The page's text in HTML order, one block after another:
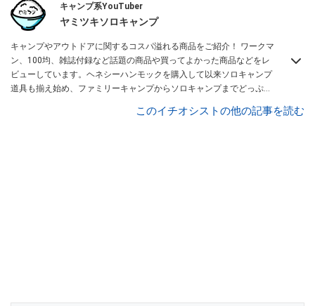
キャンプ系YouTuber
ヤミツキソロキャンプ
キャンプやアウトドアに関するコスパ溢れる商品をご紹介！ ワークマ
ン、100均、雑誌付録など話題の商品や買ってよかった商品などをレ
ビューしています。ヘネシーハンモックを購入して以来ソロキャンプ
道具も揃え始め、ファミリーキャンプからソロキャンプまでどっぷり
このイチオシストの他の記事を読む